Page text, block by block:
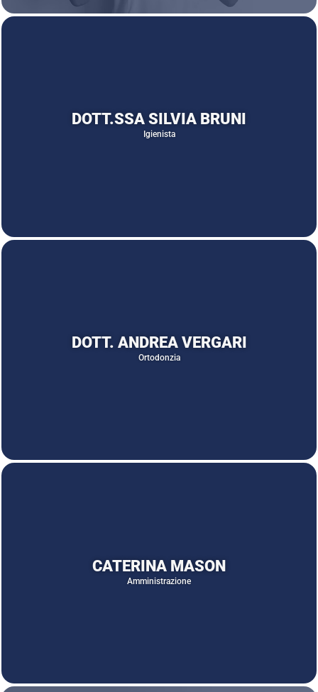
DOTT.SSA SILVIA BRUNI
Igienista
DOTT. ANDREA VERGARI
Ortodonzia
CATERINA MASON
Amministrazione